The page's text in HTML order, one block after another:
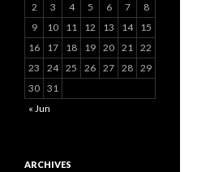
2
3 4 5 6 7
8
9
10 11 12 13 14
15
16
17 18 19 20 21 22
23
24 25 26 27 28 29
30 31
« Jun
ARCHIVES